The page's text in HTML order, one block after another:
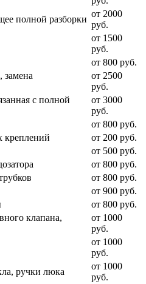
полной разборки
от 2000
руб.
от 1500
руб.
от 800 руб.
замена
от 2500
руб.
с полной
от 3000
руб.
от 800 руб.
креплений
от 200 руб.
от 500 руб.
от 800 руб.
от 800 руб.
от 900 руб.
от 800 руб.
клапана,
от 1000
руб.
от 1000
руб.
ручки люка
от 1000
руб.